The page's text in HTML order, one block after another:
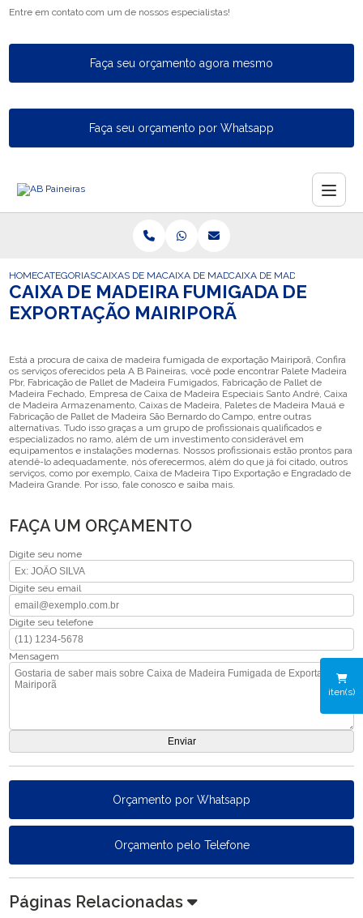
Entre em contato com um de nossos especialistas!
Faça seu orçamento agora mesmo
Faça seu orçamento por Whatsapp
iten(s)
HOMECATEGORIASCAIXAS DE MADEIRA PARA EXPORTACAO
CAIXA DE MADEIRA PARA A EXPORTACAO
CAIXA DE MADEIRA
CAIXA DE MADEIRA FUMIGADA DE
EXPORTAÇÃO MAIRIPORÃ
Está a procura de caixa de madeira fumigada de exportação Mairiporã, Confira
os serviços oferecidos pela A B Paineiras, você pode encontrar Palete Madeira
Pbr, Fabricação de Pallet de Madeira Fumigados, Fabricação de Pallet de
Madeira Fechado, Empresa de Caixa de Madeira Especiais Santo André, Caixa
de Madeira Armazenamento, Caixas de Madeira, Paletes de Madeira Mauá e
Fabricação de Pallet de Madeira São Bernardo do Campo, entre outras
alternativas. Tudo isso graças a um grupo de profissionais qualificados e
especializados no ramo, além de um investimento considerável em
equipamentos e instalações modernas. Nossos profissionais estão prontos para
atendê-lo adequadamente, nós oferecermos, além do que já foi citado, outros
serviços, como por exemplo, Caixa de Madeira Tipo Exportação e Engradado de
Madeira Grande. Por isso, fale conosco e saiba mais.
FAÇA UM ORÇAMENTO
Digite seu nome
Digite seu email
Digite seu telefone
Mensagem
Orçamento por Whatsapp
Orçamento pelo Telefone
Páginas Relacionadas